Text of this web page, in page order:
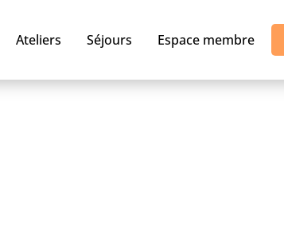
Ateliers Séjours Espace membre